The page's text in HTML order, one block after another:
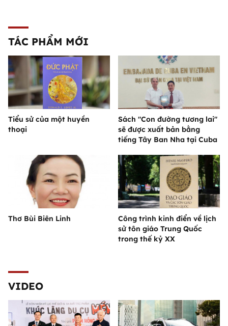
TÁC PHẨM MỚI
Tiểu sử của một huyền
thoại
Sách "Con đường tương lai"
sẽ được xuất bản bằng
tiếng Tây Ban Nha tại Cuba
Thơ Bùi Biên Linh
Công trình kinh điển về lịch
sử tôn giáo Trung Quốc
trong thế kỷ XX
VIDEO